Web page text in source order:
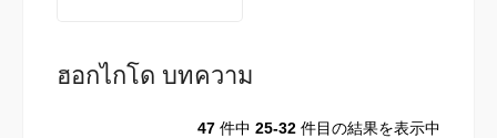
ฮอกไกโด บทความ
47 件中 25-32 件目の結果を表示中